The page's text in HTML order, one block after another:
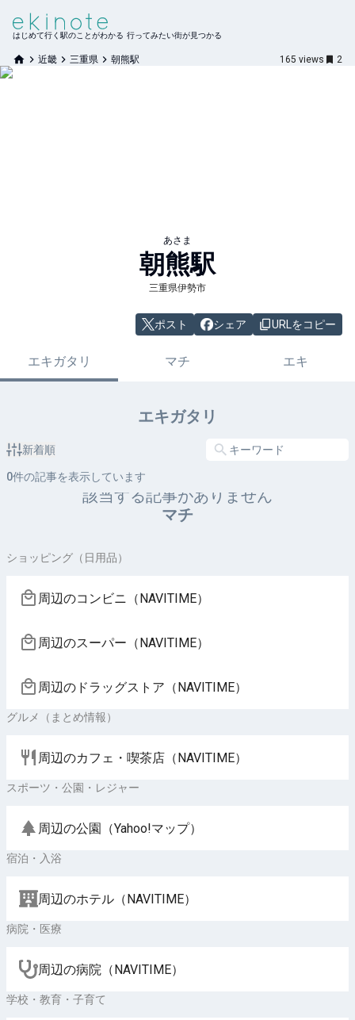
はじめて行く駅のことがわかる 行ってみたい街が見つかる
近畿 三重県 朝熊駅 165 views 2
あさま
朝熊駅
三重県伊勢市
ポスト シェア URLをコピー
エキガタリ マチ エキ
エキガタリ
新着順
0件の記事を表示しています
該当する記事がありません
マチ
ショッピング（日用品）
周辺のコンビニ（NAVITIME）
周辺のスーパー（NAVITIME）
周辺のドラッグストア（NAVITIME）
グルメ（まとめ情報）
周辺のカフェ・喫茶店（NAVITIME）
スポーツ・公園・レジャー
周辺の公園（Yahoo!マップ）
宿泊・入浴
周辺のホテル（NAVITIME）
病院・医療
周辺の病院（NAVITIME）
学校・教育・子育て